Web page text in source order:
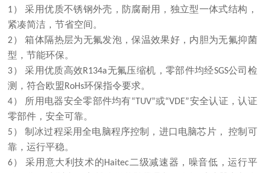
1） 采用优质不锈钢外壳，防腐耐用，独立型一体式结构，
紧凑简洁，节省空间。
2） 箱体隔热层为无氟发泡，保温效果好，内胆为无氟抑菌
型，节能环保。
3） 采用优质高效R134a无氟压缩机，零部件均经SGS公司检
测，符合欧盟RoHs环保指令要求。
4） 所用电器安全零部件均有“TUV”或“VDE”安全认证，认证
零部件，安全可靠。
5） 制冰过程采用全电脑程序控制，进口电脑芯片， 控制可
靠，运行平稳。
6） 采用意大利技术的Haitec二级减速器，噪音低，运行平